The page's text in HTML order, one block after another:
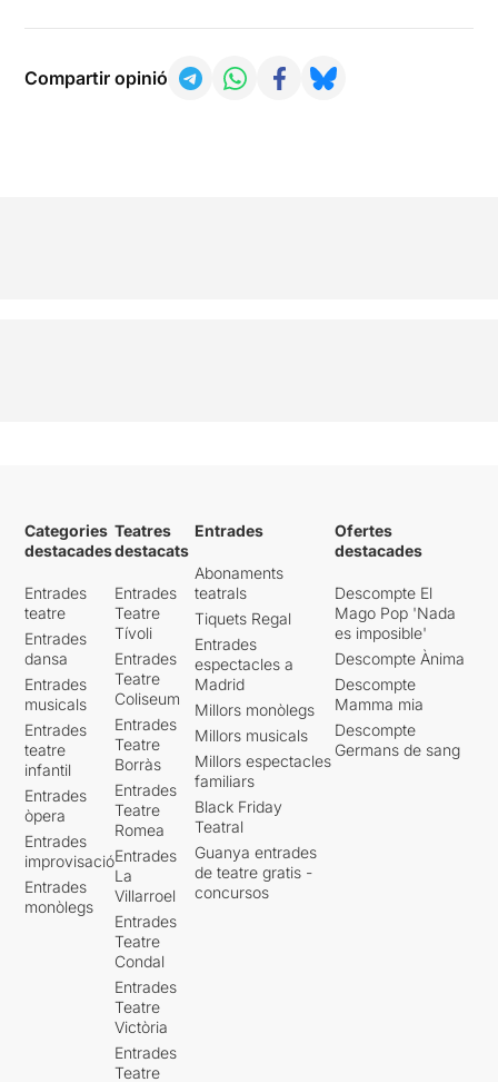
Compartir opinió
Categories
destacades
Entrades
teatre
Entrades
dansa
Entrades
musicals
Entrades
teatre
infantil
Entrades
òpera
Entrades
improvisació
Entrades
monòlegs
Teatres
destacats
Entrades
Teatre
Tívoli
Entrades
Teatre
Coliseum
Entrades
Teatre
Borràs
Entrades
Teatre
Romea
Entrades
La
Villarroel
Entrades
Teatre
Condal
Entrades
Teatre
Victòria
Entrades
Teatre
Entrades
Abonaments
teatrals
Tiquets Regal
Entrades
espectacles a
Madrid
Millors monòlegs
Millors musicals
Millors espectacles
familiars
Black Friday
Teatral
Guanya entrades
de teatre gratis -
concursos
Ofertes
destacades
Descompte El
Mago Pop 'Nada
es imposible'
Descompte Ànima
Descompte
Mamma mia
Descompte
Germans de sang